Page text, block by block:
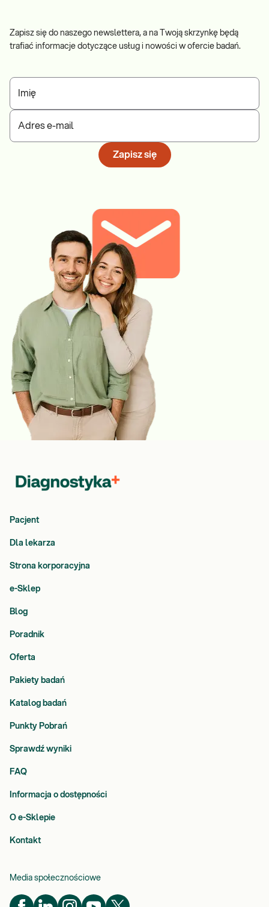
Zapisz się do naszego newslettera, a na Twoją skrzynkę będą
trafiać informacje dotyczące usług i nowości w ofercie badań.
Imię
Adres e-mail
Zapisz się
Pacjent
Dla lekarza
Strona korporacyjna
e-Sklep
Blog
Poradnik
Oferta
Pakiety badań
Katalog badań
Punkty Pobrań
Sprawdź wyniki
FAQ
Informacja o dostępności
O e-Sklepie
Kontakt
Media społecznościowe